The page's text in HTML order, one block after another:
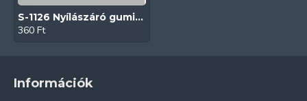
S-1126 Nyílászáró gumitömítés (Fekete | Műanyag nyílászárókhoz)
360 Ft
Információk